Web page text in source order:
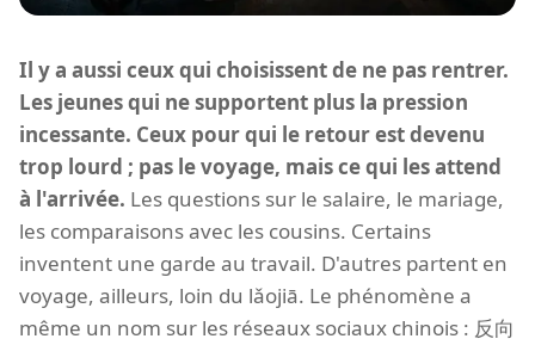
Il y a aussi ceux qui choisissent de ne pas rentrer.
Les jeunes qui ne supportent plus la pression
incessante. Ceux pour qui le retour est devenu
trop lourd ; pas le voyage, mais ce qui les attend
à l'arrivée. Les questions sur le salaire, le mariage,
les comparaisons avec les cousins. Certains
inventent une garde au travail. D'autres partent en
voyage, ailleurs, loin du lǎojiā. Le phénomène a
même un nom sur les réseaux sociaux chinois : 反向